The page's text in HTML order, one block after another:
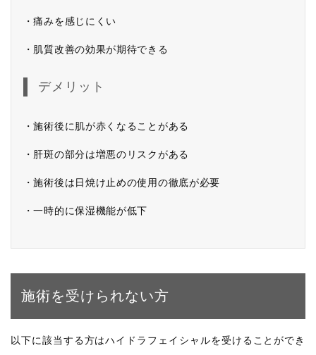
・痛みを感じにくい
・肌質改善の効果が期待できる
デメリット
・施術後に肌が赤くなることがある
・肝斑の部分は増悪のリスクがある
・施術後は日焼け止めの使用の徹底が必要
・一時的に保湿機能が低下
施術を受けられない方
以下に該当する方はハイドラフェイシャルを受けることができ